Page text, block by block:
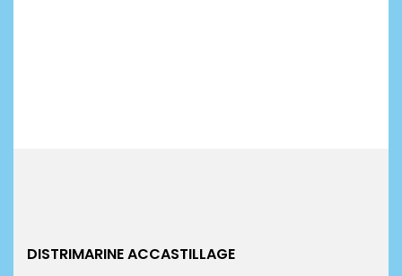
DISTRIMARINE ACCASTILLAGE